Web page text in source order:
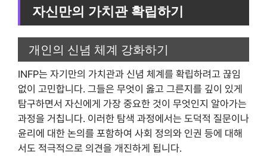
자신만의 가치관 확립하기
개인의 신념 체계 강화하기
INFP는 자기만의 가치관과 신념 체계를 확립하려고 끊임
없이 고민합니다. 그들은 무엇이 옳고 그른지를 깊이 있게
탐구하면서 자신에게 가장 중요한 것이 무엇인지 알아가는
과정을 거칩니다. 이러한 탐색 과정에서는 도덕적 질문이나
윤리에 대한 논의를 포함하여 사회 정의와 인권 등에 대해
서도 적극적으로 의견을 개진하게 됩니다.